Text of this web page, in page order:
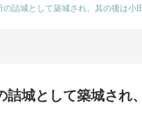
詰城として築城され、其の後は小
城として築城され